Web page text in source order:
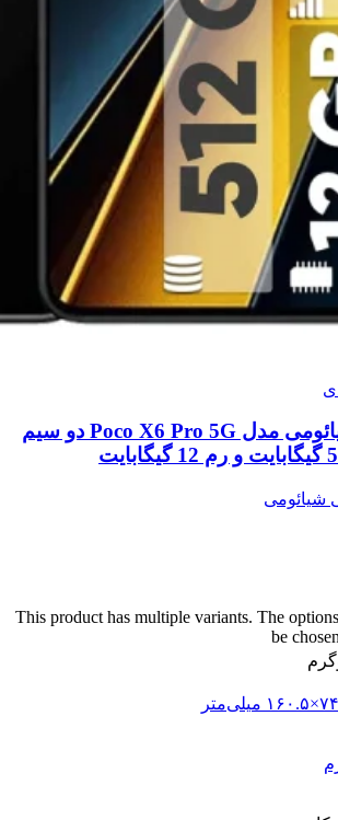
گوشی موبایل شیائومی مدل Poco X6 Pro 5G دو سیم
شیائومی
This product has multiple variants. The
be